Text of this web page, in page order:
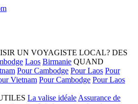
UN VOYAGISTE LOCAL? DES
Laos Birmanie QUAND
Pour Cambodge Pour Laos Pour
Vietnam Pour Cambodge Pour Laos
La valise idéale Assurance de